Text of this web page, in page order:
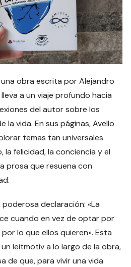
obra escrita por Alejandro
a un viaje profundo hacia
del autor sobre los
la vida. En sus páginas, Avello
temas tan universales
la felicidad, la conciencia y el
prosa que resuena con
declaración: «La
cuando en vez de optar por
lo que ellos quieren». Esta
leitmotiv a lo largo de la obra,
de que, para vivir una vida